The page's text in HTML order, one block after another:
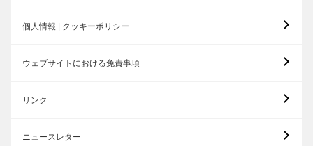
個人情報 | クッキーポリシー
ウェブサイトにおける免責事項
リンク
ニュースレター